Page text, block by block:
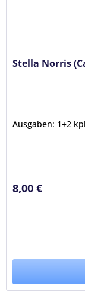
Stella Norris
Ausgaben: 1+2
8,00 €